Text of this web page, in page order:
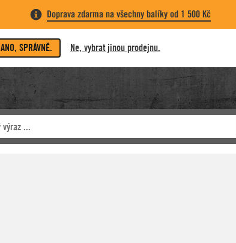
Doprava zdarma na všechny balíky od 1 500 Kč
ANO, SPRÁVNĚ. Ne, vybrat jinou prodejnu.